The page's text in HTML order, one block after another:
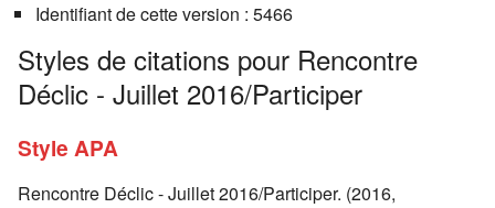
Identifiant de cette version : 5466
Styles de citations pour Rencontre
Déclic - Juillet 2016/Participer
Style APA
Rencontre Déclic - Juillet 2016/Participer. (2016,